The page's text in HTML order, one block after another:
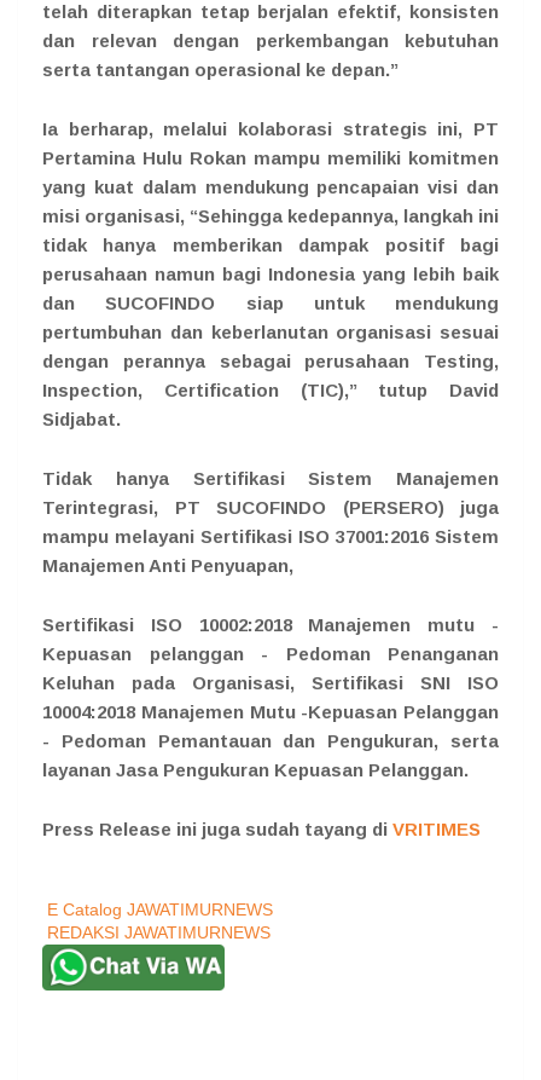
telah diterapkan tetap berjalan efektif, konsisten
dan relevan dengan perkembangan kebutuhan
serta tantangan operasional ke depan.”
Ia berharap, melalui kolaborasi strategis ini, PT
Pertamina Hulu Rokan mampu memiliki komitmen
yang kuat dalam mendukung pencapaian visi dan
misi organisasi, “Sehingga kedepannya, langkah ini
tidak hanya memberikan dampak positif bagi
perusahaan namun bagi Indonesia yang lebih baik
dan SUCOFINDO siap untuk mendukung
pertumbuhan dan keberlanutan organisasi sesuai
dengan perannya sebagai perusahaan Testing,
Inspection, Certification (TIC),” tutup David
Sidjabat.
Tidak hanya Sertifikasi Sistem Manajemen
Terintegrasi, PT SUCOFINDO (PERSERO) juga
mampu melayani Sertifikasi ISO 37001:2016 Sistem
Manajemen Anti Penyuapan,
Sertifikasi ISO 10002:2018 Manajemen mutu -
Kepuasan pelanggan - Pedoman Penanganan
Keluhan pada Organisasi, Sertifikasi SNI ISO
10004:2018 Manajemen Mutu -Kepuasan Pelanggan
- Pedoman Pemantauan dan Pengukuran, serta
layanan Jasa Pengukuran Kepuasan Pelanggan.
Press Release ini juga sudah tayang di VRITIMES
E Catalog JAWATIMURNEWS
REDAKSI JAWATIMURNEWS